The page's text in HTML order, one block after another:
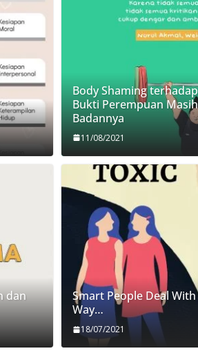
Body Shaming
Bukti Perempuan
Badannya
11/08/2021
dan
Smart People Deal
Way…
18/07/2021